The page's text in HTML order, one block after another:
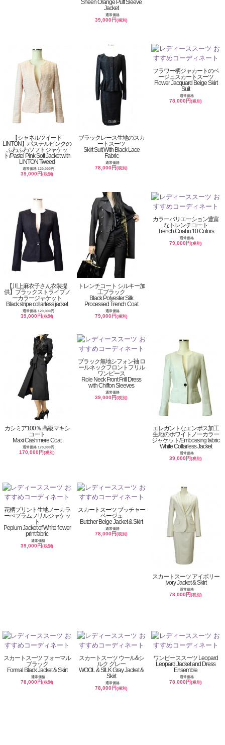
Sheen Orange Puff Sleeve
Jacket
通常価格
39,000円(税別)
【シャネルツイード
LINTON】パステルピンクの
ふわふわソフトジャケッ
ト/Pastel Pink Soft Jacket with
LINTON Tweed
通常価格 120,000円
39,000円(税別)
ブラックレース生地のスカ
ートスーツ
Skirt Suit With Black Lace
Fabric
通常価格
78,000円(税別)
フラワー柄ジャカートのベ
ージュスカートスーツ
Flower Jacquard Beige Skirt
Suit
通常価格
78,000円(税別)
【川上麻衣子さん衣装提
供】ブラックストライプノ
ーカラージャケット
Black stripe collarless jacket
通常価格 120,000円
39,000円(税別)
トレンチコート シルキー加
工ブラック
Black Polyester Silk
Processed Trench Coat
通常価格
79,000円(税別)
カラーバリエーション豊富
なトレンチコート
Trench Coat in 10 Colors
通常価格
79,000円(税別)
カシミア100％ 高級マキシ
コート
Maxi Cashmere Coat
通常価格 170,000円
170,000円(税別)
ブラック無地シフォン袖 ロ
ールネックフロントフリル
ワンピース
Role Neck Front Frill Dress
with Chiffon Sleeves
通常価格
39,000円(税別)
エレガントなエンボス加工
生地のホワイトノーカラー
ジャケット/Embossing fabric
White Collarless Jacket
通常価格
39,000円(税別)
花柄プリント生地ノーカラ
ーぺプラムフリルジャケッ
ト
Peplum Jacket of White flower
print fabric
通常価格
39,000円(税別)
スカートスーツ ブッチャー
ベージュ
Butcher Beige Jacket & Skirt
通常価格
78,000円(税別)
スカートスーツ アイボリー
Ivory Jacket & Skirt
通常価格
78,000円(税別)
スカートスーツ フォーマル
ブラック
Formal Black Jacket & Skirt
通常価格
78,000円(税別)
スカートスーツ ウール&シ
ルク グレー
WOOL & SILK Gray Jacket &
Skirt
通常価格
78,000円(税別)
ワンピーススーツ Leopard
Leopard Jacket and Dress
Ensemble
通常価格
78,000円(税別)